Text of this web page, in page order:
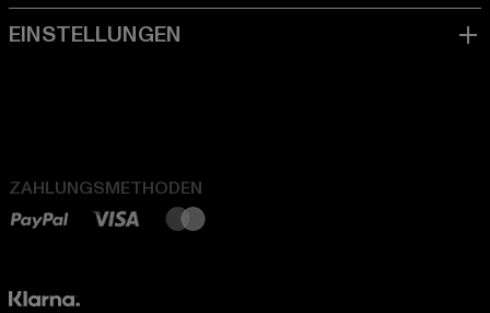
ZAHLUNGSMETHODEN